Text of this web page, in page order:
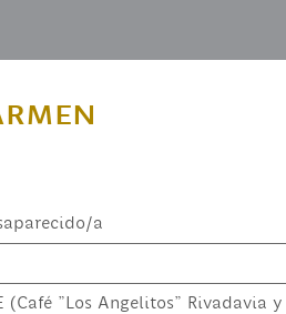
a
(Café "Los Angelitos" Rivadavia